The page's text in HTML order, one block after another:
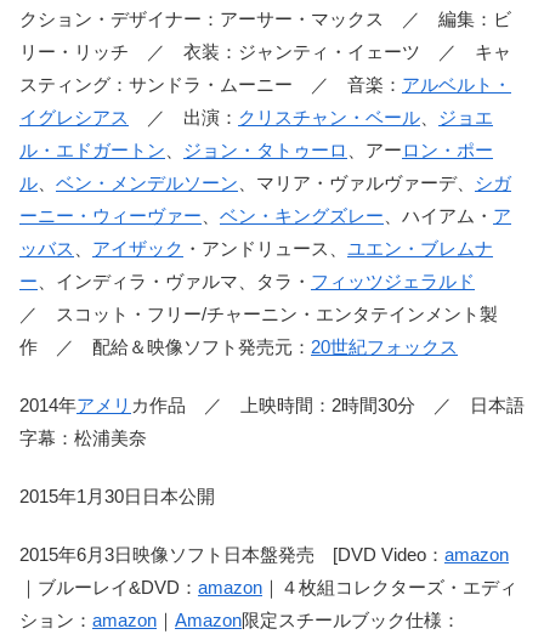
クション・デザイナー：アーサー・マックス ／ 編集：ビ
リー・リッチ ／ 衣装：ジャンティ・イェーツ ／ キャ
スティング：サンドラ・ムーニー ／ 音楽： アルベルト・
イグレシアス
／ 出演： クリスチャン・ベール
ジョエ
ル・エドガートン
ジョン・タトゥーロ 、アーロン・ポー
ル
ベン・メンデルソーン 、マリア・ヴァルヴァーデ、 シガ
ーニー・ウィーヴァー
ベン・キングズレー 、ハイアム・ ア
ッバス
アイザック ・アンドリュース、 ユエン・ブレムナ
ー 、インディラ・ヴァルマ、タラ・ フィッツジェラルド
／ スコット・フリー/チャーニン・エンタテインメント製
作 ／ 配給＆映像ソフト発売元： 20世紀フォックス
2014年アメリ カ作品 ／ 上映時間：2時間30分 ／ 日本語
字幕：松浦美奈
2015年1月30日日本公開
2015年6月3日映像ソフト日本盤発売 [DVD Video： amazon
｜ブルーレイ&DVD： amazon ｜４枚組コレクターズ・エディ
ション： amazon ｜ Amazon限定スチールブック仕様：